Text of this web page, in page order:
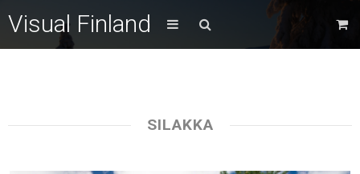
Visual Finland
SILAKKA